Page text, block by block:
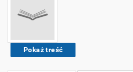
Pokaż treść